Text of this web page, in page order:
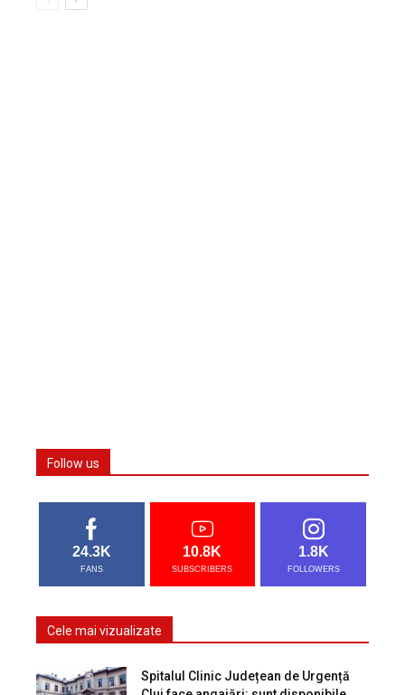
Follow us
24.3K
FANS
10.8K
SUBSCRIBERS
1.8K
FOLLOWERS
Cele mai vizualizate
Spitalul Clinic Județean de Urgență